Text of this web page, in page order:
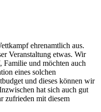
ehrenamtlich aus.
Veranstaltung etwas. Wir
Familie und möchten auch
eines solchen
und dieses können wir
hat sich auch gut
zufrieden mit diesem